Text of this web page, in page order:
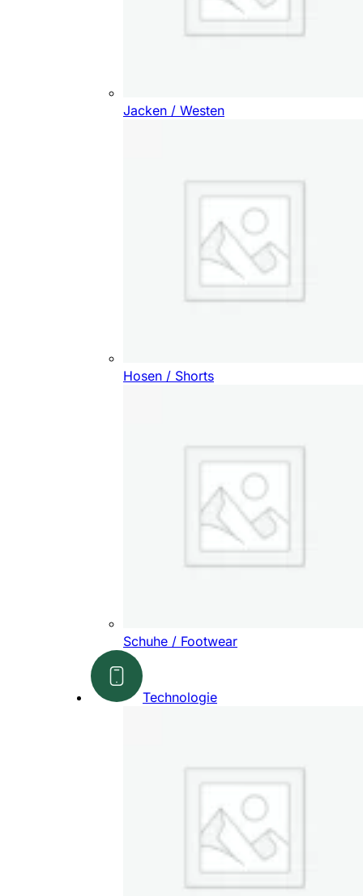
Jacken / Westen
Hosen / Shorts
Schuhe / Footwear
Technologie